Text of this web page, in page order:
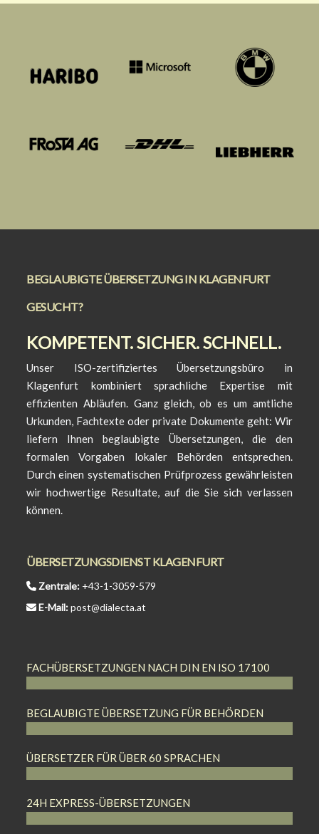
BEGLAUBIGTE ÜBERSETZUNG IN KLAGENFURT
GESUCHT?
KOMPETENT. SICHER. SCHNELL.
Unser ISO-zertifiziertes Übersetzungsbüro in
Klagenfurt kombiniert sprachliche Expertise mit
effizienten Abläufen. Ganz gleich, ob es um amtliche
Urkunden, Fachtexte oder private Dokumente geht: Wir
liefern Ihnen beglaubigte Übersetzungen, die den
formalen Vorgaben lokaler Behörden entsprechen.
Durch einen systematischen Prüfprozess gewährleisten
wir hochwertige Resultate, auf die Sie sich verlassen
können.
ÜBERSETZUNGSDIENST KLAGENFURT
Zentrale: +43-1-3059-579
E-Mail:post@dialecta.at
FACHÜBERSETZUNGEN NACH DIN EN ISO 17100
BEGLAUBIGTE ÜBERSETZUNG FÜR BEHÖRDEN
ÜBERSETZER FÜR ÜBER 60 SPRACHEN
24H EXPRESS-ÜBERSETZUNGEN